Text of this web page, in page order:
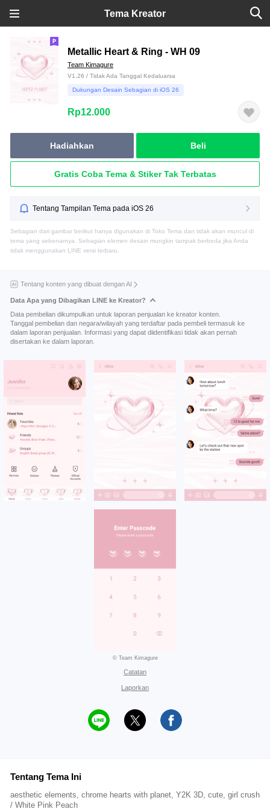
Tema Kreator
Metallic Heart & Ring - WH 09
Team Kimagure
V1.26 / Tidak Ada Tanggal Kedaluarsa
Dukungan Desain Sebagian di iOS 26
Rp12.000
Hadiahkan Beli
Gratis Coba Tema & Stiker Tak Terbatas
Tentang Tampilan Tema pada iOS 26
Sebagian dari gambar berikut hanya digunakan di Toko Tema dan tidak akan muncul di
tema yang sebenarnya. Sebagian elemen desain mungkin tampak berbeda jika Anda
tidak menggunakan LINE versi terbaru.
Tentang konten yang dibuat dengan AI
Data Apa yang Dibagikan LINE ke Kreator?
Data pembelian dikumpulkan untuk laporan penjualan ke kreator konten.
Tanggal pembelian dan negara/wilayah yang terdaftar pada pembeli termasuk ke
dalam laporan penjualan. Informasi yang dapat diidentifikasi tidak akan pernah
disertakan ke dalam laporan.
© Team Kimagure
Catatan
Laporkan
Tentang Tema Ini
aesthetic elements, chrome hearts with planet, Y2K 3D, cute, girl crush
/ White Pink Peach